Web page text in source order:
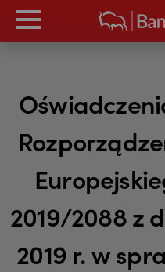
2019/2088 z
2019 r. w